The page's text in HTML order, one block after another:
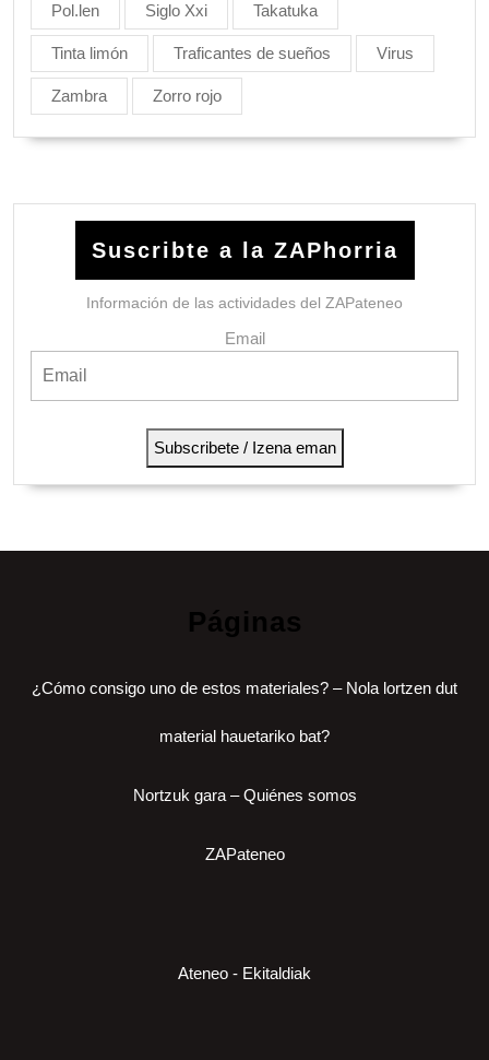
Pol.len Siglo Xxi Takatuka
Tinta limón Traficantes de sueños Virus
Zambra Zorro rojo
Suscribte a la ZAPhorria
Información de las actividades del ZAPateneo
Email
Subscribete / Izena eman
Páginas
¿Cómo consigo uno de estos materiales? – Nola lortzen dut
material hauetariko bat?
Nortzuk gara – Quiénes somos
ZAPateneo
Ateneo - Ekitaldiak